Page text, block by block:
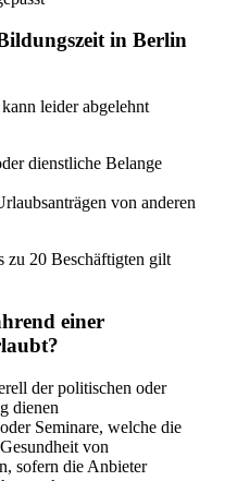
in Berlin
leider abgelehnt
dienstliche Belange
von anderen
zu 20 Beschäftigten gilt
einer
der politischen oder
dienen
Seminare, welche die
von
sofern die Anbieter